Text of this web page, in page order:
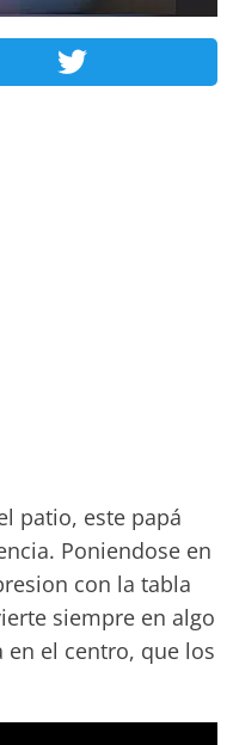
patio, este papá
Poniendose en
con la tabla
siempre en algo
en el centro, que los